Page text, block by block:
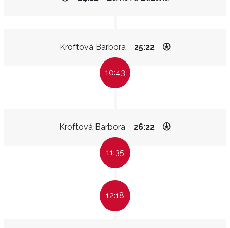
Kroftová Barbora 25:22
10:43
Kroftová Barbora 26:22
11:35
12:18